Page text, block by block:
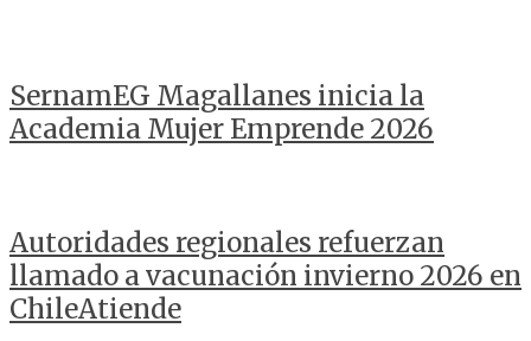
SernamEG Magallanes inicia la
Academia Mujer Emprende 2026
Autoridades regionales refuerzan
llamado a vacunación invierno 2026 en
ChileAtiende